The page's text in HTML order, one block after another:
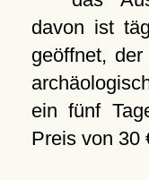
davon ist
geöffnet,
ein fünf
Preis von 30